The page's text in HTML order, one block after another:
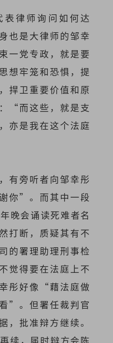
律师询问如何达
也是大律师的邹幸
一党专政，就是要
想牢笼和恐惧，提
捍卫重要价值和原
“而这些，就是支
亦是我在这个法庭
有旁听者向邹幸彤
你”。而其中一段
晚会诵读死难者名
打断，质疑其有不
的署理助理刑事检
觉得要在法庭上不
彤好像“藉法庭做
”。但署任裁判官
，批准辩方继续。
续，届时辩方会陈